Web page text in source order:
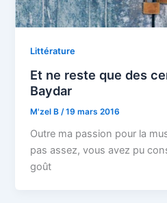
Littérature
Et ne reste que des
Baydar
M'zel B /19 mars 2016
Outre ma passion pour la
pas assez, vous avez pu
goût